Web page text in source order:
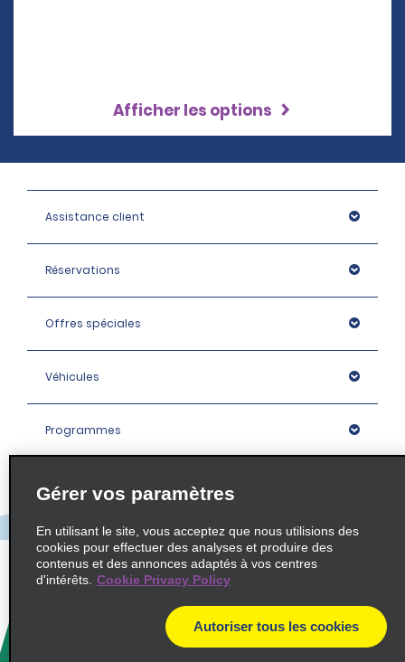
Afficher les options
Assistance client
Réservations
Offres spéciales
Véhicules
Programmes
Entreprise
Agences
Policies / Sitemap
Gérer vos paramètres
En utilisant le site, vous acceptez que nous utilisions des
cookies pour effectuer des analyses et produire des
contenus et des annonces adaptés à vos centres
d'intérêts. Cookie Privacy Policy
Autoriser tous les cookies